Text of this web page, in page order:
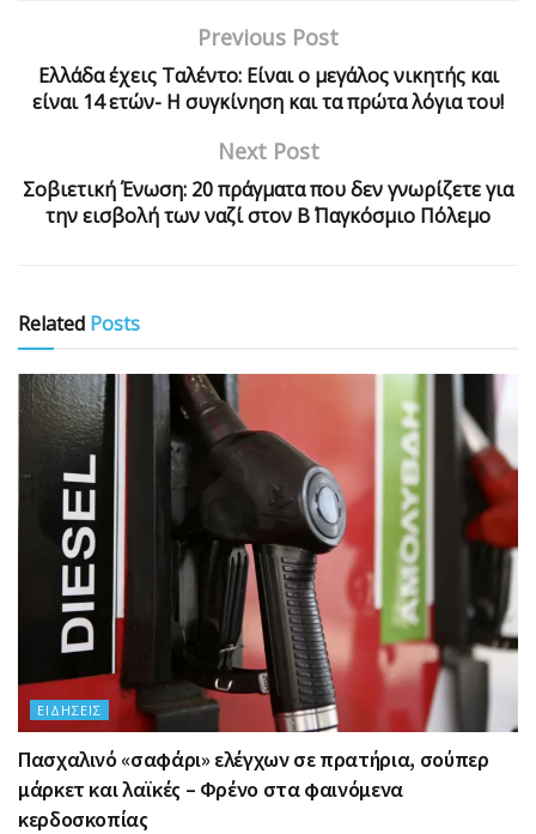
Previous Post
Ελλάδα έχεις Ταλέντο: Είναι ο μεγάλος νικητής και
είναι 14 ετών- Η συγκίνηση και τα πρώτα λόγια του!
Next Post
Σοβιετική Ένωση: 20 πράγματα που δεν γνωρίζετε για
την εισβολή των ναζί στον Β΄ Παγκόσμιο Πόλεμο
Related Posts
ΕΙΔΉΣΕΙΣ
Πασχαλινό «σαφάρι» ελέγχων σε πρατήρια, σούπερ
μάρκετ και λαϊκές – Φρένο στα φαινόμενα
κερδοσκοπίας